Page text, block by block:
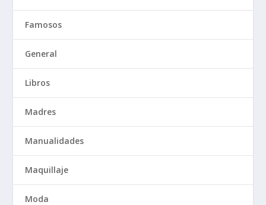
Famosos
General
Libros
Madres
Manualidades
Maquillaje
Moda